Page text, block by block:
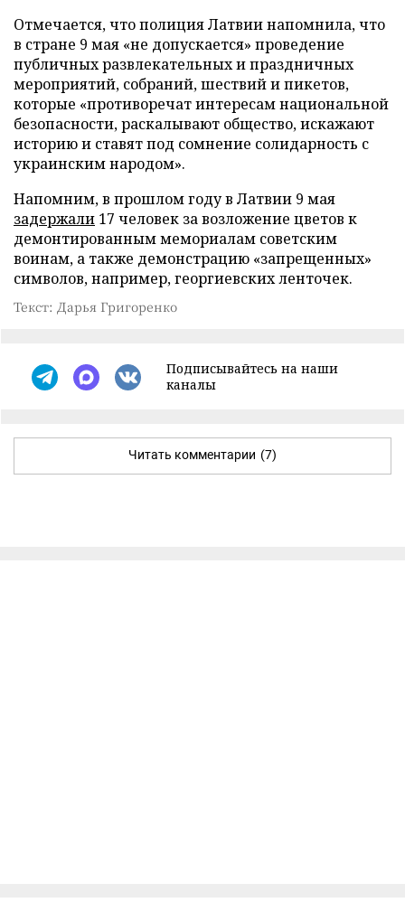
Отмечается, что полиция Латвии напомнила, что
в стране 9 мая «не допускается» проведение
публичных развлекательных и праздничных
мероприятий, собраний, шествий и пикетов,
которые «противоречат интересам национальной
безопасности, раскалывают общество, искажают
историю и ставят под сомнение солидарность с
украинским народом».
Напомним, в прошлом году в Латвии 9 мая
задержали 17 человек за возложение цветов к
демонтированным мемориалам советским
воинам, а также демонстрацию «запрещенных»
символов, например, георгиевских ленточек.
Текст: Дарья Григоренко
Подписывайтесь на наши
каналы
Читать комментарии (7)